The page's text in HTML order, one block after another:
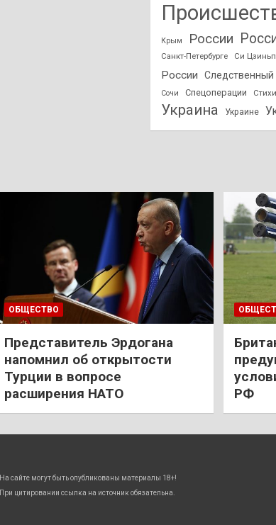
Крым России
Санкт-Петербурге
Си
России
Следственный
Сочи Спецоперации
Украина Украине
ОБЩЕСТВО
Представитель Эрдогана
напомнил об открытости
Турции в вопросе
расширения НАТО
РФ
На сайте могут быть опубликованы материалы 18+!
При цитировании ссылка на источник обязательна.